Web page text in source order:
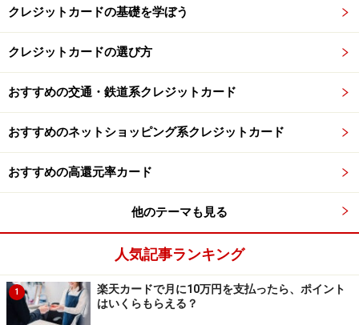
多かったのですが、いまはネット上でデータを取り引き
する業者に変わっています。紙プリントより電子データ
の方が扱いやすく、あとの加工がしやすいからです。
クレジットカードの基礎を学ぼう
クレジットカードの選び方
おすすめの交通・鉄道系クレジットカード
おすすめのネットショッピング系クレジットカード
おすすめの高還元率カード
他のテーマも見る
人気記事ランキング
1
楽天カードで月に10万円を支払ったら、ポイント
はいくらもらえる？